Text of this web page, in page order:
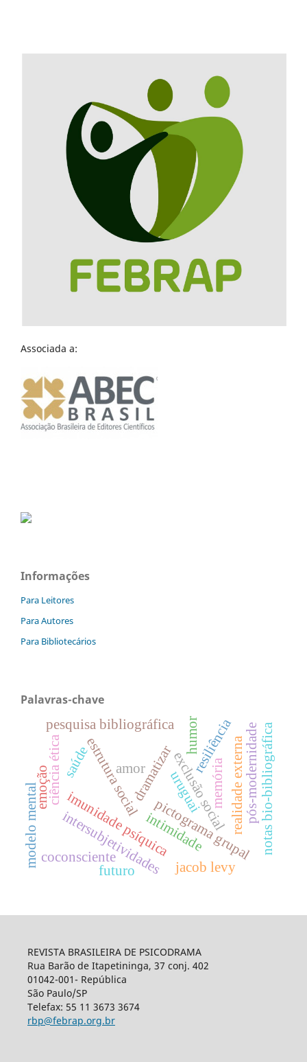
Associada a:
Informações
Para Leitores
Para Autores
Para Bibliotecários
Palavras-chave
exclusão social
imunidade psíquicapictograma grupal
dramatizar realidade externa
estrutura social
pesquisa bibliográfica
amor
intimidade
pós-modernidade
resiliência
saúde
intersubjetividades
coconsciente
ciência ética uruguai memória notas bio-bibliográfica
emoção
jacob levy
modelo mental
humor
futuro
REVISTA BRASILEIRA DE PSICODRAMA
Rua Barão de Itapetininga, 37 conj. 402
01042-001- República
São Paulo/SP
Telefax: 55 11 3673 3674
rbp@febrap.org.br